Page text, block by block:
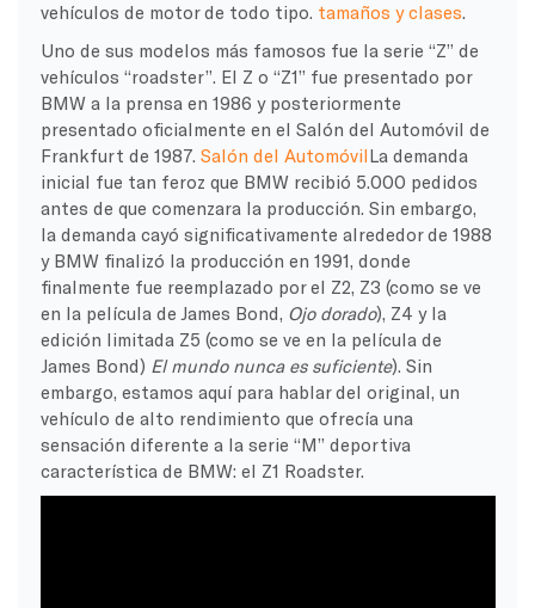
vehículos de motor de todo tipo. tamaños y clases.
Uno de sus modelos más famosos fue la serie “Z” de
vehículos “roadster”. El Z o “Z1” fue presentado por
BMW a la prensa en 1986 y posteriormente
presentado oficialmente en el Salón del Automóvil de
Frankfurt de 1987. Salón del AutomóvilLa demanda
inicial fue tan feroz que BMW recibió 5.000 pedidos
antes de que comenzara la producción. Sin embargo,
la demanda cayó significativamente alrededor de 1988
y BMW finalizó la producción en 1991, donde
finalmente fue reemplazado por el Z2, Z3 (como se ve
en la película de James Bond, Ojo dorado), Z4 y la
edición limitada Z5 (como se ve en la película de
James Bond) El mundo nunca es suficiente). Sin
embargo, estamos aquí para hablar del original, un
vehículo de alto rendimiento que ofrecía una
sensación diferente a la serie “M” deportiva
característica de BMW: el Z1 Roadster.